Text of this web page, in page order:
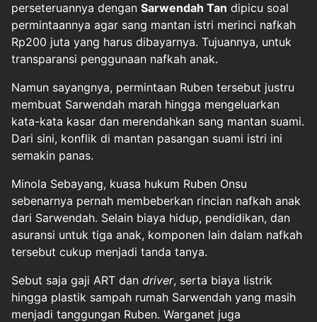
perseteruannya dengan Sarwendah Tan dipicu soal
permintaannya agar sang mantan istri merinci nafkah
Rp200 juta yang harus dibayarnya. Tujuannya, untuk
transparansi penggunaan nafkah anak.
Namun sayangnya, permintaan Ruben tersebut justru
membuat Sarwendah marah hingga mengeluarkan
kata-kata kasar dan merendahkan sang mantan suami.
Dari sini, konflik di mantan pasangan suami istri ini
semakin panas.
Minola Sebayang, kuasa hukum Ruben Onsu
sebenarnya pernah membeberkan rincian nafkah anak
dari Sarwendah. Selain biaya hidup, pendidikan, dan
asuransi untuk tiga anak, komponen lain dalam nafkah
tersebut cukup menjadi tanda tanya.
Sebut saja gaji ART dan driver, serta biaya listrik
hingga plastik sampah rumah Sarwendah yang masih
menjadi tanggungan Ruben. Warganet juga